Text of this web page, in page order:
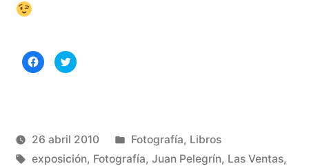
Haz
clic
una
ventana
Haz
clic
una
ventana
Publicado
Manuel
26 abril 2010
Publicado
en
Fotografía, Libros
Etiquetas:
exposición, Fotografía, Juan Pelegrín, Las Ventas,